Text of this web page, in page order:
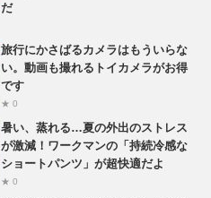
だ
旅行にかさばるカメラはもういらな
い。動画も撮れるトイカメラがお得
です
★ 0
暑い、蒸れる…夏の外出のストレス
が激減！ワークマンの「持続冷感な
ショートパンツ」が超快適だよ
★ 0